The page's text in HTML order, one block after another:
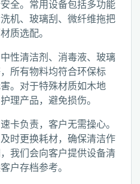
全。常用设备包括多功能
机、玻璃刮、微纤维拖把
质选配。
性清洁剂、消毒液、玻璃
所有物料均符合环保标
。对于特殊材质如木地
理产品，避免损伤。
卡负责，客户无需操心。
时更换耗材，确保清洁作
我们会向客户提供设备清
户存档参考。